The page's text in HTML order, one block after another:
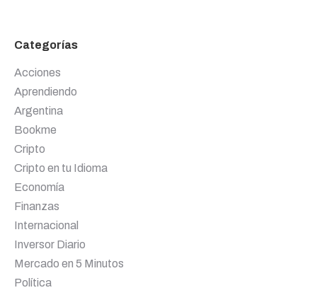
Categorías
Acciones
Aprendiendo
Argentina
Bookme
Cripto
Cripto en tu Idioma
Economía
Finanzas
Internacional
Inversor Diario
Mercado en 5 Minutos
Política